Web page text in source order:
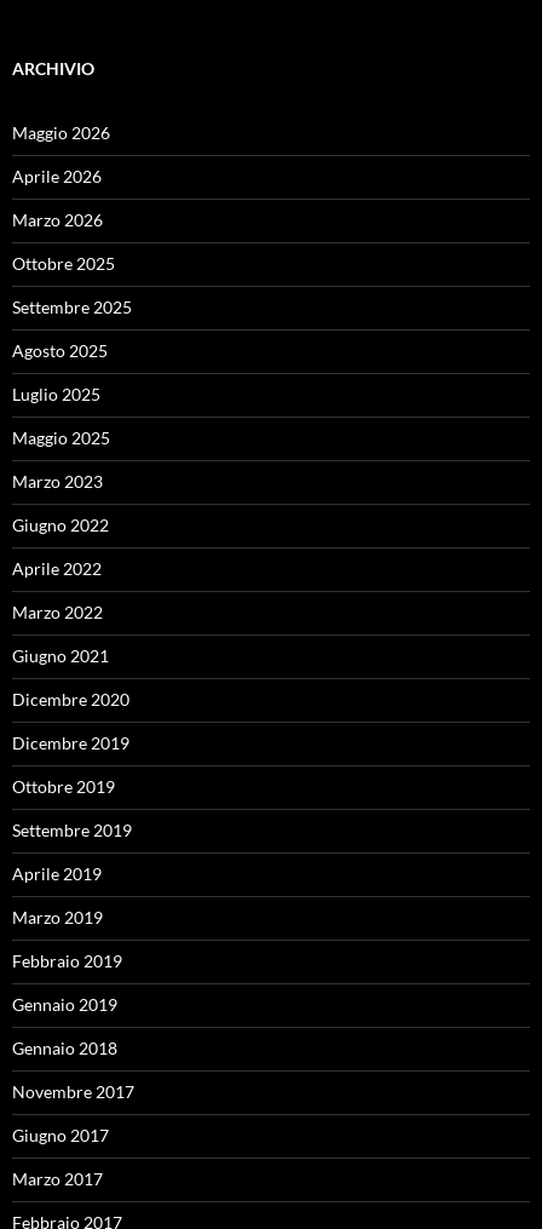
ARCHIVIO
Maggio 2026
Aprile 2026
Marzo 2026
Ottobre 2025
Settembre 2025
Agosto 2025
Luglio 2025
Maggio 2025
Marzo 2023
Giugno 2022
Aprile 2022
Marzo 2022
Giugno 2021
Dicembre 2020
Dicembre 2019
Ottobre 2019
Settembre 2019
Aprile 2019
Marzo 2019
Febbraio 2019
Gennaio 2019
Gennaio 2018
Novembre 2017
Giugno 2017
Marzo 2017
Febbraio 2017